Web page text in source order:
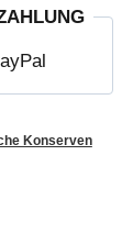
Konserven